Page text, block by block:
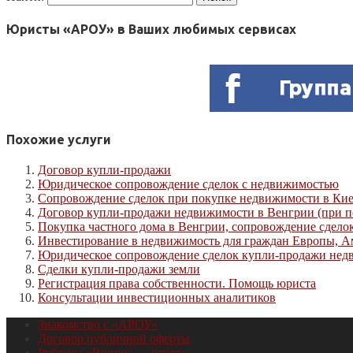
Юристы «АРОУ» в Ваших любимых сервисах
Похожие услуги
Договор купли-продажи
Юридическое сопровождение сделок с недвижимостью
Сопровождение сделок при покупке недвижимости в
Договор купли-продажи недвижимости в Венгрии (при
Покупка частного дома в Венгрии, сопровождение
Инвестирование в недвижимость для граждан Европы,
Юридическое сопровождение сделок купли-продажи
Сделки купли-продажи земли
Регистрация права собственности. Помощь юриста
Консультации инвестиционных аналитиков
Знакомство с «АРОУ»
Договор публичной оферты